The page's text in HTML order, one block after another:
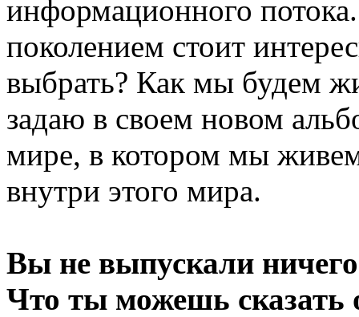
информационного
поколением стоит
выбрать? Как мы будем
задаю в своем новом
мире, в котором мы
внутри этого мира.
Вы не выпускали
Что ты можешь сказать